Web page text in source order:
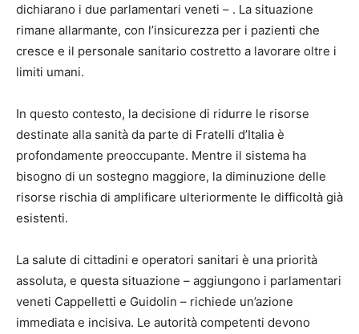
dichiarano i due parlamentari veneti – . La situazione
rimane allarmante, con l’insicurezza per i pazienti che
cresce e il personale sanitario costretto a lavorare oltre i
limiti umani.
In questo contesto, la decisione di ridurre le risorse
destinate alla sanità da parte di Fratelli d’Italia è
profondamente preoccupante. Mentre il sistema ha
bisogno di un sostegno maggiore, la diminuzione delle
risorse rischia di amplificare ulteriormente le difficoltà già
esistenti.
La salute di cittadini e operatori sanitari è una priorità
assoluta, e questa situazione – aggiungono i parlamentari
veneti Cappelletti e Guidolin – richiede un’azione
immediata e incisiva. Le autorità competenti devono